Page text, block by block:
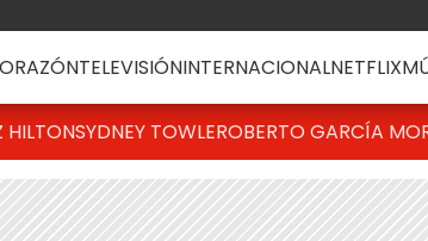
TELEVISIÓNINTERNACIONALNETFLIX
HILTONSYDNEY TOWLEROBERTO GARCÍA